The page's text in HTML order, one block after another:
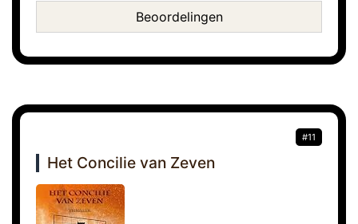
Beoordelingen
#11
Het Concilie van Zeven